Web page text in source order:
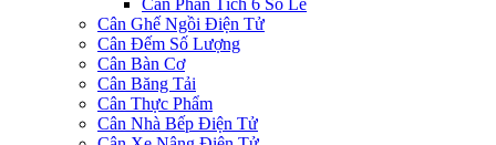
Cân Phân Tích 6 Số Lẻ
Cân Ghế Ngồi Điện Tử
Cân Đếm Số Lượng
Cân Bàn Cơ
Cân Băng Tải
Cân Thực Phẩm
Cân Nhà Bếp Điện Tử